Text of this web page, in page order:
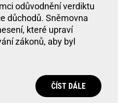
odůvodnění verdiktu
důchodů. Sněmovna
které upraví
zákonů, aby byl
ČÍST DÁLE